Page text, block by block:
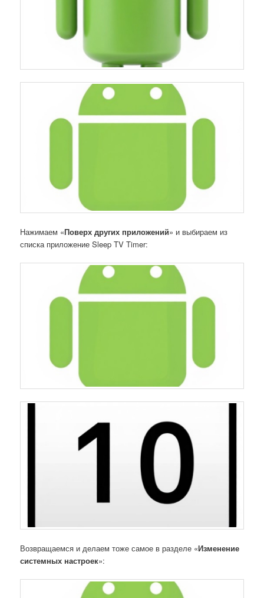
Нажимаем «Поверх других приложений» и выбираем из
списка приложение Sleep TV Timer:
Возвращаемся и делаем тоже самое в разделе «Изменение
системных настроек»: